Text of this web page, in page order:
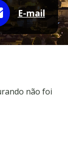
E-mail
não foi